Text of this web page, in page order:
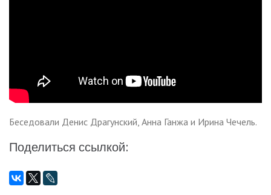
Беседовали Денис Драгунский, Анна Ганжа и Ирина Чечель.
Поделиться ссылкой: